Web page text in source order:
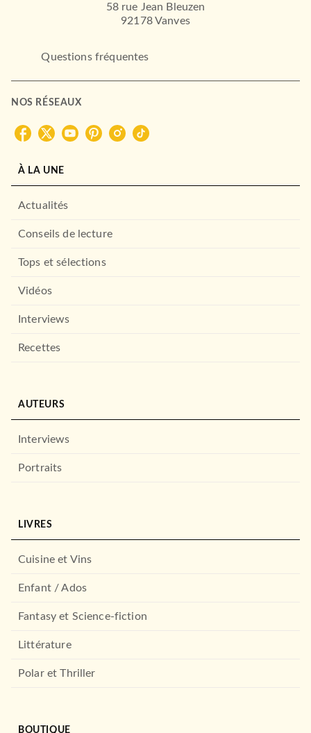
58 rue Jean Bleuzen
92178 Vanves
Questions fréquentes
NOS RÉSEAUX
À LA UNE
Actualités
Conseils de lecture
Tops et sélections
Vidéos
Interviews
Recettes
AUTEURS
Interviews
Portraits
LIVRES
Cuisine et Vins
Enfant / Ados
Fantasy et Science-fiction
Littérature
Polar et Thriller
BOUTIQUE